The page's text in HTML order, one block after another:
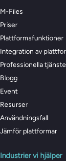
M-Files
Priser
Plattformsfunktioner
Integration av
Professionella
Blogg
Event
Resurser
Användningsfall
Jämför plattformar
Industrier vi hjälper